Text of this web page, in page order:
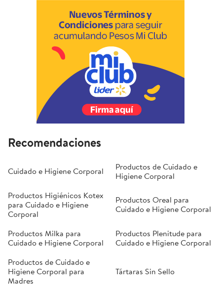
Recomendaciones
Cuidado e Higiene Corporal
Productos de Cuidado e
Higiene Corporal
Productos Higiénicos Kotex
para Cuidado e Higiene
Corporal
Productos Oreal para
Cuidado e Higiene Corporal
Productos Milka para
Cuidado e Higiene Corporal
Productos Plenitude para
Cuidado e Higiene Corporal
Productos de Cuidado e
Higiene Corporal para
Madres
Tártaras Sin Sello